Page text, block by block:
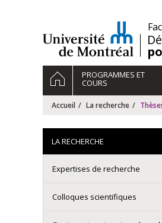
/
Navigation
principale
ACCUEILPROGRAMMES ET
COURS
Accueil La recherche
LA RECHERCHE
Expertises de recherche
Colloques scientifiques